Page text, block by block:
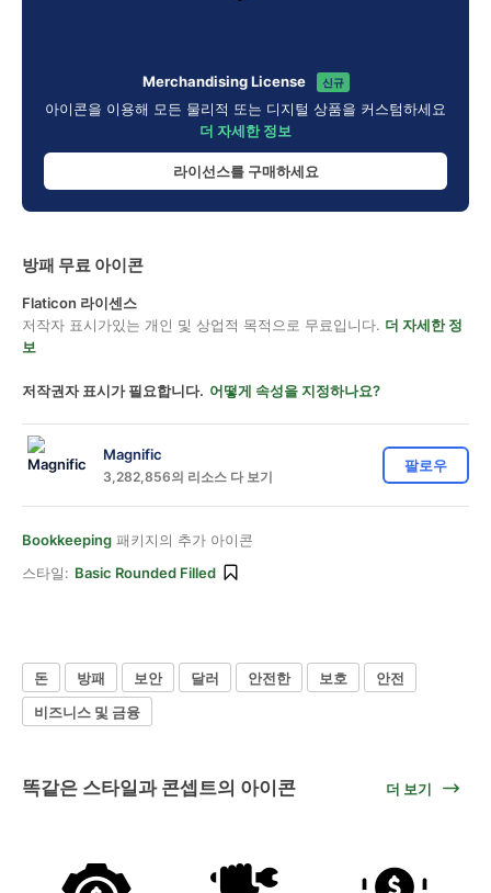
Merchandising License 신규
아이콘을 이용해 모든 물리적 또는 디지털 상품을 커스텀하세요
더 자세한 정보
라이선스를 구매하세요
방패 무료 아이콘
Flaticon 라이센스
저작자 표시가있는 개인 및 상업적 목적으로 무료입니다. 더 자세한 정
보
저작권자 표시가 필요합니다. 어떻게 속성을 지정하나요?
Magnific
3,282,856의 리소스 다 보기
팔로우
Bookkeeping 패키지의 추가 아이콘
스타일: Basic Rounded Filled
돈 방패 보안 달러 안전한 보호
안전
비즈니스 및 금융
똑같은 스타일과 콘셉트의 아이콘 더 보기